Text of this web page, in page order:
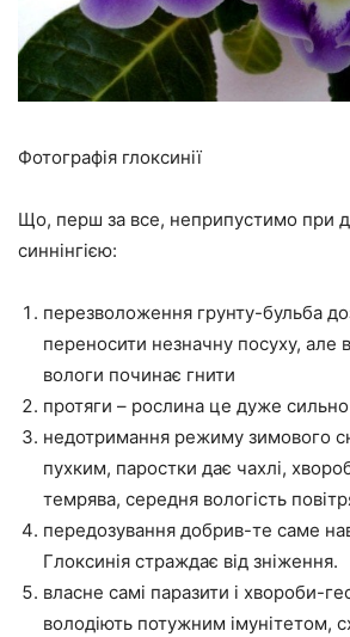
Фотографія глоксинії
Що, перш за все, неприпустимо при
синнінгією:
перезволоження грунту-бульба
переносити незначну посуху, але
вологи починає гнити
протяги – рослина це дуже сильно
недотримання режиму зимового
пухким, паростки дає чахлі,
темрява, середня вологість
передозування добрив-те саме
Глоксинія страждає від зніження.
власне самі паразити і хвороби-
володіють потужним імунітетом,